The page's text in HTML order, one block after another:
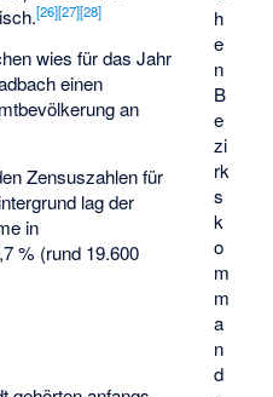
h
e
n
B
e
zi
rk
s
k
o
m
m
a
n
d
[26][27][28]
wies für das Jahr
einen
an
Zensuszahlen für
lag der
in
% (rund 19.600